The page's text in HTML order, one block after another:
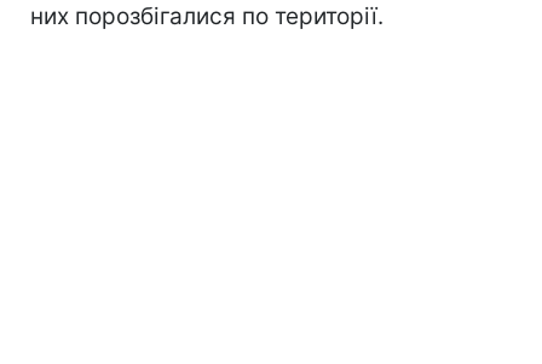
них порозбігалися по території.